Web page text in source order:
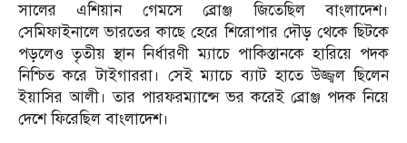
সালের এশিয়ান গেমসে ব্রোঞ্জ জিতেছিল বাংলাদেশ।
সেমিফাইনালে ভারতের কাছে হেরে শিরোপার দৌড় থেকে ছিটকে
পড়লেও তৃতীয় স্থান নির্ধারণী ম্যাচে পাকিস্তানকে হারিয়ে পদক
নিশ্চিত করে টাইগাররা। সেই ম্যাচে ব্যাট হাতে উজ্জ্বল ছিলেন
ইয়াসির আলী। তার পারফরম্যান্সে ভর করেই ব্রোঞ্জ পদক নিয়ে
দেশে ফিরেছিল বাংলাদেশ।